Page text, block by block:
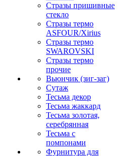
Стразы пришивные
стекло
Стразы термо
ASFOUR/Xirius
Стразы термо
SWAROVSKI
Стразы термо
прочие
Вьюнчик (зиг-заг)
Сутаж
Тесьма декор
Тесьма жаккард
Тесьма золотая,
серебрянная
Тесьма с
помпонами
Фурнитура для